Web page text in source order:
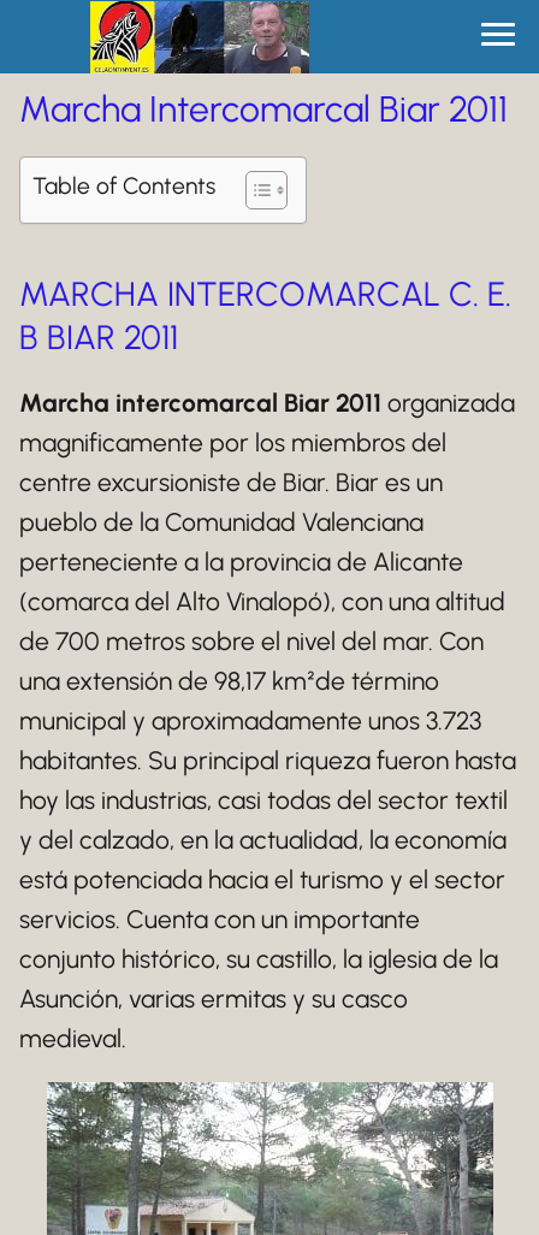
Marcha Intercomarcal Biar 2011
Table of Contents
MARCHA INTERCOMARCAL C. E.
B BIAR 2011
Marcha intercomarcal Biar 2011 organizada
magnificamente por los miembros del
centre excursioniste de Biar. Biar es un
pueblo de la Comunidad Valenciana
perteneciente a la provincia de Alicante
(comarca del Alto Vinalopó), con una altitud
de 700 metros sobre el nivel del mar. Con
una extensión de 98,17 km²de término
municipal y aproximadamente unos 3.723
habitantes. Su principal riqueza fueron hasta
hoy las industrias, casi todas del sector textil
y del calzado, en la actualidad, la economía
está potenciada hacia el turismo y el sector
servicios. Cuenta con un importante
conjunto histórico, su castillo, la iglesia de la
Asunción, varias ermitas y su casco
medieval.